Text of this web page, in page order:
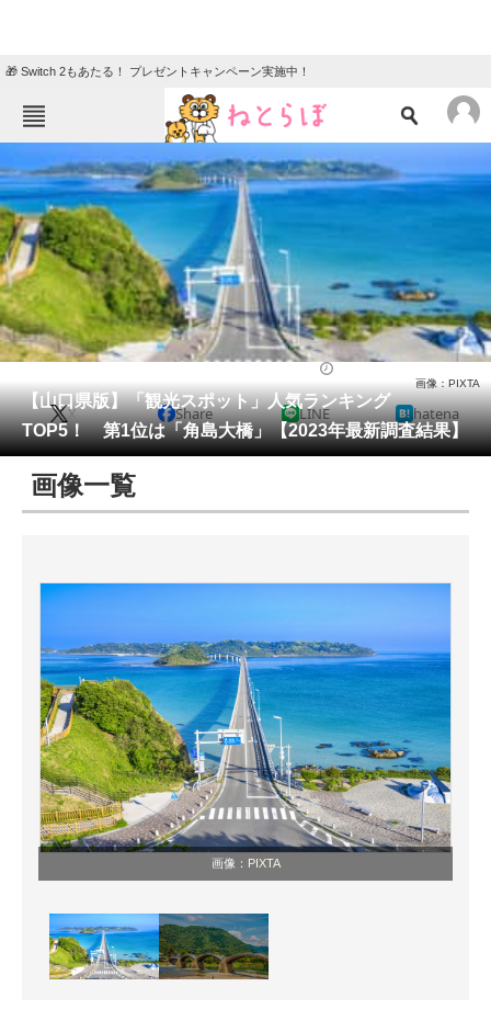
🎁 Switch 2もあたる！ プレゼントキャンペーン実施中！
TOP ニュース
エンタメ クイズ
グルメ 地域
住まい 教育・育児
動物 リサーチ
会員記事
メディア
注目記事を集めた総合ページ
スマホと通信の最新トレンド
好きが集まる 比べて選べる
ビジネスと働き方のヒント
AI活用のいまが分かる
企業ITのトレンドを詳説
経営リーダーのコミュニティ
マーケ×ITの今がよく分かる
ITエンジニア向け専門サイト
【山口県版】「観光スポット」人気ランキング
TOP5！ 第1位は「角島大橋」【2023年最新調査結果】
画像：PIXTA
X Share LINE hatena
画像一覧
画像： PIXTA